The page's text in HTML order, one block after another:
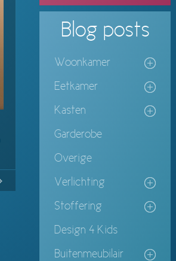
Continue
Blog posts
Woonkamer
Eetkamer
Kasten
Garderobe
Overige
Verlichting
Stoffering
Design 4 Kids
Buitenmeubilair